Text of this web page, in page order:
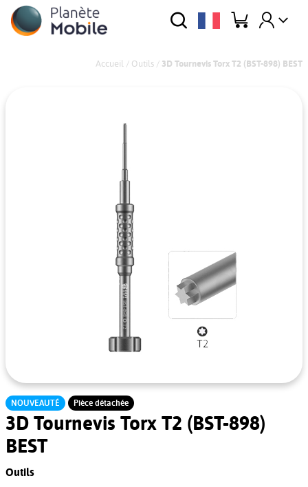
Accueil / Outils / 3D Tournevis Torx T2 (BST-898) BEST
NOUVEAUTÉ Pièce détachée
3D Tournevis Torx T2 (BST-898)
BEST
Outils